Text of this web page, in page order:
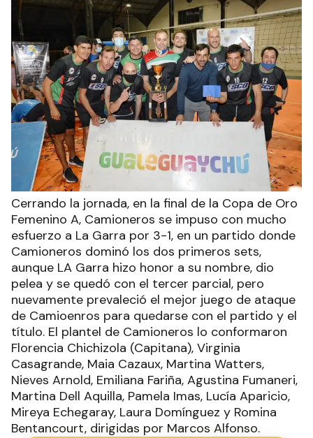
Cerrando la jornada, en la final de la Copa de Oro
Femenino A, Camioneros se impuso con mucho
esfuerzo a La Garra por 3-1, en un partido donde
Camioneros dominó los dos primeros sets,
aunque LA Garra hizo honor a su nombre, dio
pelea y se quedó con el tercer parcial, pero
nuevamente prevaleció el mejor juego de ataque
de Camioenros para quedarse con el partido y el
título. El plantel de Camioneros lo conformaron
Florencia Chichizola (Capitana), Virginia
Casagrande, Maia Cazaux, Martina Watters,
Nieves Arnold, Emiliana Fariña, Agustina Fumaneri,
Martina Dell Aquilla, Pamela Imas, Lucía Aparicio,
Mireya Echegaray, Laura Domínguez y Romina
Bentancourt, dirigidas por Marcos Alfonso.